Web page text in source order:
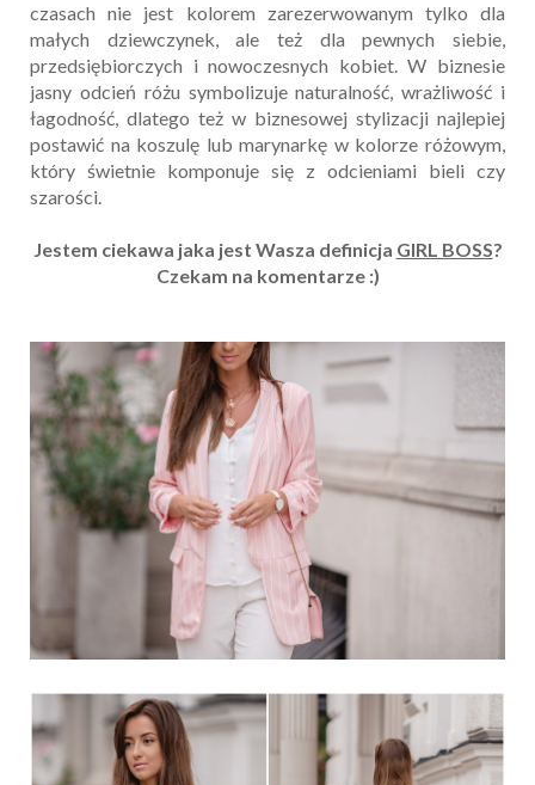
czasach nie jest kolorem zarezerwowanym tylko dla
małych dziewczynek, ale też dla pewnych siebie,
przedsiębiorczych i nowoczesnych kobiet. W biznesie
jasny odcień różu symbolizuje naturalność, wrażliwość i
łagodność, dlatego też w biznesowej stylizacji najlepiej
postawić na koszulę lub marynarkę w kolorze różowym,
który świetnie komponuje się z odcieniami bieli czy
szarości.
Jestem ciekawa jaka jest Wasza definicja GIRL BOSS?
Czekam na komentarze :)